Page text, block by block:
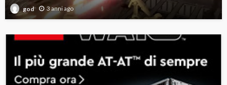
god 3 anni ago